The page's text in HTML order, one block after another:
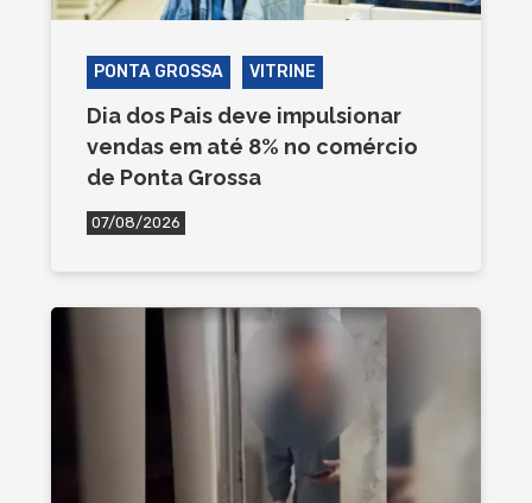
PONTA GROSSA VITRINE
Dia dos Pais deve impulsionar
vendas em até 8% no comércio
de Ponta Grossa
07/08/2026